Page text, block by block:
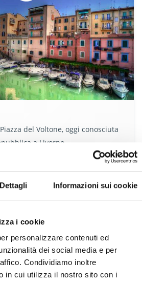
Dettagli Informazioni sui cookie
i cookie
personalizzare contenuti ed
dei social media e per
Condividiamo inoltre
in cui utilizza il nostro sito con i
del Voltone, oggi conosciuta
a Livorno